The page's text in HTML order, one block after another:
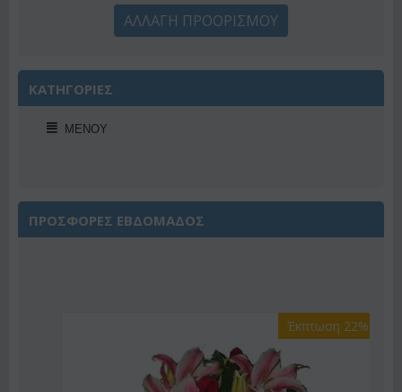
ΑΛΛΑΓΗ ΠΡΟΟΡΙΣΜΟΥ
ΚΑΤΗΓΟΡΙΕΣ
ΜΕΝΟΎ
ΠΡΟΣΦΟΡΕΣ ΕΒΔΟΜΑΔΟΣ
Έκπτωση 22%